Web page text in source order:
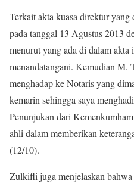
Terkait akta kuasa direktur
pada tanggal 13 Agustus 2013
menurut yang ada di dalam
menandatangani. Kemudian M.
menghadap ke Notaris yang
kemarin sehingga saya
Penunjukan dari
ahli dalam memberikan
(12/10).
Zulkifli juga menjelaskan bahwa